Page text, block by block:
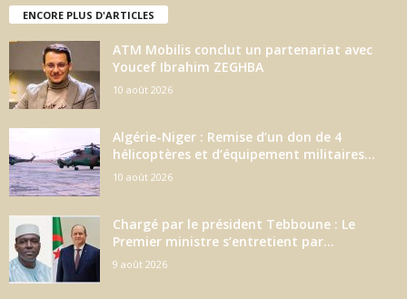
ENCORE PLUS D'ARTICLES
ATM Mobilis conclut un partenariat avec
Youcef Ibrahim ZEGHBA
10 août 2026
Algérie-Niger : Remise d’un don de 4
hélicoptères et d’équipement militaires...
10 août 2026
Chargé par le président Tebboune : Le
Premier ministre s’entretient par...
9 août 2026